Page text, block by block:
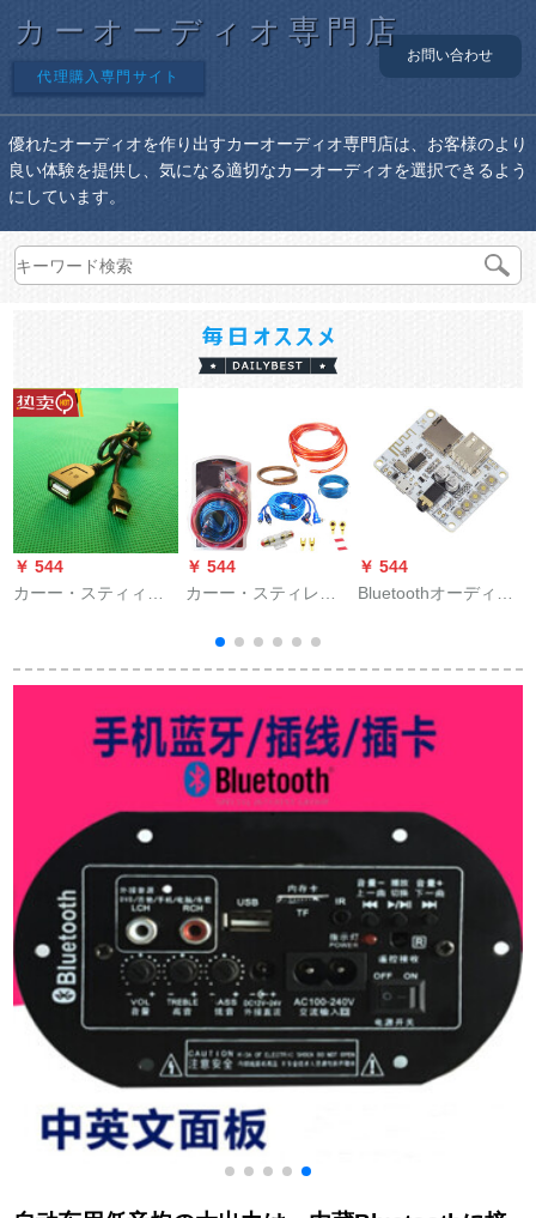
カーオーディオ専門店
代理購入専門サイト
お問い合わせ
優れたオーディオを作り出すカーオーディオ専門店は、お客様のより
良い体験を提供し、気になる適切なカーオーディオを選択できるよう
にしています。
￥ 544
カーー・スティィフ
車用OTGデタ線
￥ 544
カーー・スティレオ
材セント车载CD低音
炮オーストリアディ
8セスト线4.5メート
铜包アルミネム
￥ 544
Bluetoothオーディ受
はBluetooth 4.2回路
版を変更します。